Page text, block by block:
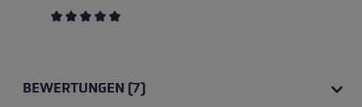
BEWERTUNGEN (7)